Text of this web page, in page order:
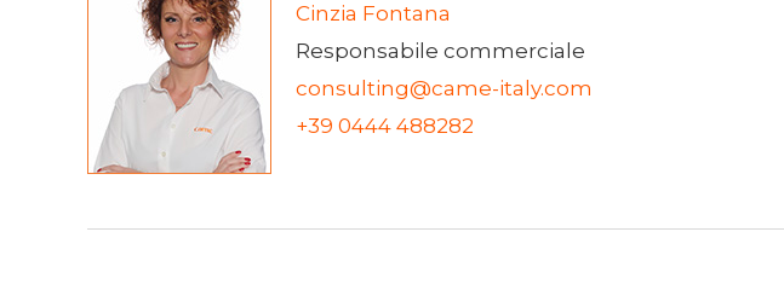
Cinzia Fontana
Responsabile commerciale
consulting@came-italy.com
+39 0444 488282